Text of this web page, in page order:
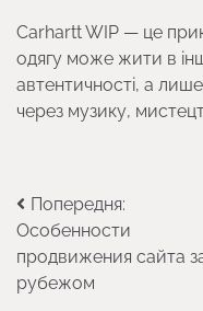
Carhartt WIP — це
одягу може жити в
автентичності, а
через музику,
Навігація
записів
Попередня:
Особенности
продвижения сайта
рубежом